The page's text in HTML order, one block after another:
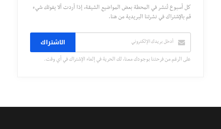
كل أسبوع تُنشر في المحطة بعض المواضيع الشيقة، إذا أردت ألا يفوتك شيء
قم بالإشتراك في نشرتنا البريدية من هنا.
الاشتراك
على الرغم من فرحتنا بوجودك معنا، لك الحرية في إلغاء الإشتراك في أي وقت.